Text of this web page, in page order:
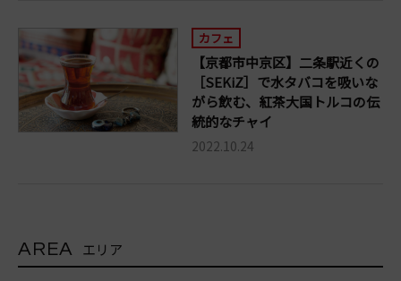
カフェ
【京都市中京区】二条駅近くの
［SEKiZ］で水タバコを吸いな
がら飲む、紅茶大国トルコの伝
統的なチャイ
2022.10.24
AREA エリア